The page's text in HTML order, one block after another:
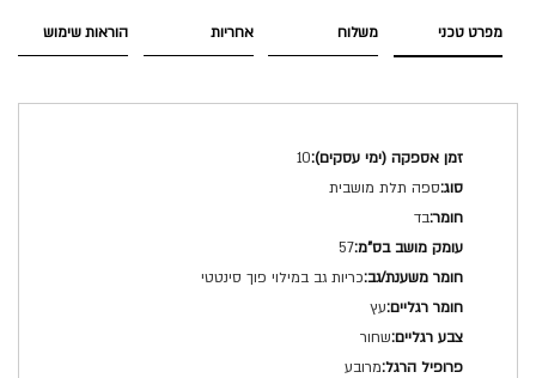
מפרט טכני
מפרט
טכני
10
ספה תלת מושבית
בד
57
כריות גב במילוי פוך סינטטי
עץ
שחור
מרובע
משלוח אחריות הוראות שימוש